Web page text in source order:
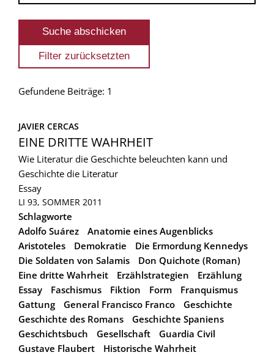
Gefundene Beiträge: 1
JAVIER CERCAS
EINE DRITTE WAHRHEIT
Wie Literatur die Geschichte beleuchten kann und
Geschichte die Literatur
Essay
LI 93, SOMMER 2011
Schlagworte
Adolfo Suárez
Anatomie eines Augenblicks
Aristoteles
Demokratie
Die Ermordung Kennedys
Die Soldaten von Salamis
Don Quichote (Roman)
Eine dritte Wahrheit
Erzählstrategien
Erzählung
Essay
Faschismus Fiktion Form
Franquismus
Gattung
General Francisco Franco
Geschichte
Geschichte des Romans
Geschichte Spaniens
Geschichtsbuch
Gesellschaft
Guardia Civil
Gustave Flaubert
Historische Wahrheit